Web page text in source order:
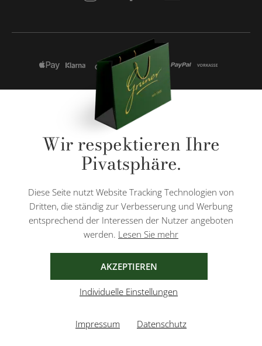
* Alle Preise inkl. gesetzl. Mehrwertsteuer zzgl.
Nachnahmegebühren, wenn nicht anders angegeben.
Diese Website ist durch reCAPTCHA geschützt und es gelten die
Wir respektieren Ihre
Pivatsphäre.
Diese Seite nutzt Website Tracking Technologien von
Dritten, die ständig zur Verbesserung und Werbung
entsprechend der Interessen der Nutzer angeboten
werden. Lesen Sie mehr
AKZEPTIEREN
Individuelle Einstellungen
Impressum Datenschutz